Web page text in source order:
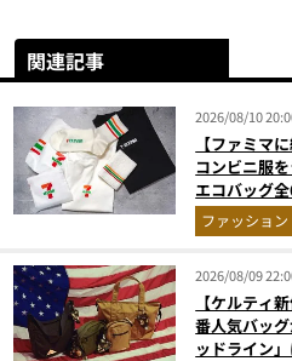
関連記事
2026/08/10
【ファミマ
コンビニ服
エコバッグ
ファッション
2026/08/09
【ケルティ
番人気バッ
ッドライン